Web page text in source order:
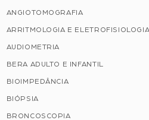
ANGIOTOMOGRAFIA
ARRITMOLOGIA E
AUDIOMETRIA
BERA ADULTO E INFANTIL
BIOIMPEDÂNCIA
BIÓPSIA
BRONCOSCOPIA